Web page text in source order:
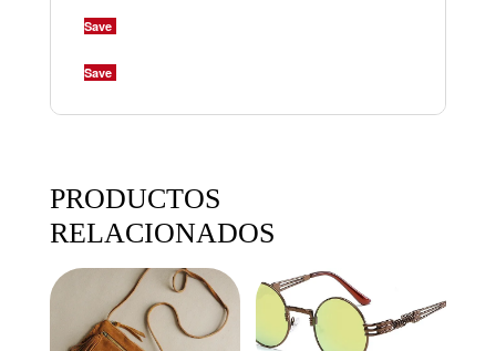
Save
Save
PRODUCTOS
RELACIONADOS